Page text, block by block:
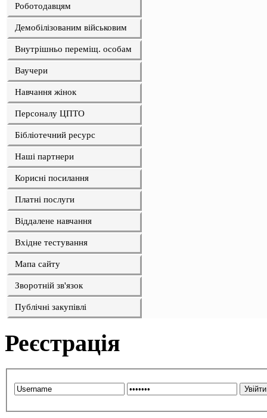
Роботодавцям
Демобілізованим військовим
Внутрішньо переміщ. особам
Ваучери
Навчання жінок
Персоналу ЦПТО
Бібліотечний ресурс
Наші партнери
Корисні посилання
Платні послуги
Віддалене навчання
Вхідне тестування
Мапа сайту
Зворотній зв'язок
Публічні закупівлі
Реєстрація